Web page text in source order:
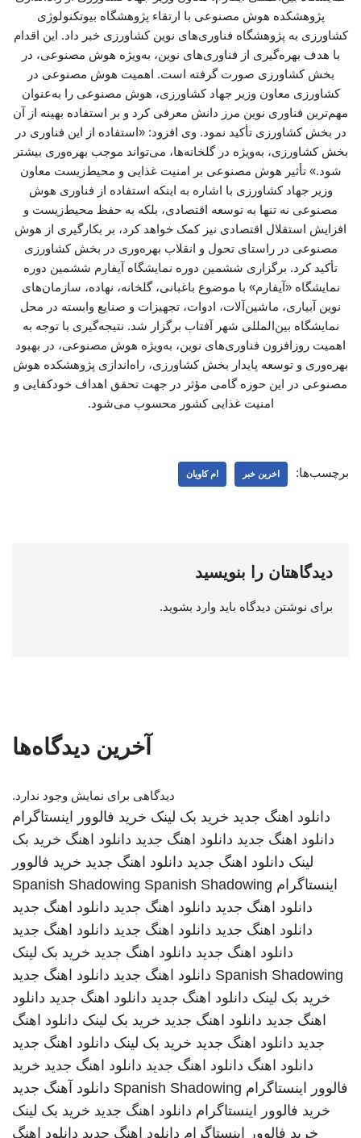
پژوهشکده هوش مصنوعی با ارتقاء پژوهشگاه بیوتکنولوژی
کشاورزی به پژوهشگاه فناوری‌های نوین کشاورزی خبر داد. این اقدام
با هدف بهره‌گیری از فناوری‌های نوین، به‌ویژه هوش مصنوعی، در
بخش کشاورزی صورت گرفته است. اهمیت هوش مصنوعی در
کشاورزی معاون وزیر جهاد کشاورزی، هوش مصنوعی را به‌عنوان
مهم‌ترین فناوری نوین مرز دانش معرفی کرد و بر استفاده بهینه از آن
در بخش کشاورزی تأکید نمود. وی افزود: «استفاده از این فناوری در
بخش کشاورزی، به‌ویژه در گلخانه‌ها، می‌تواند موجب بهره‌وری بیشتر
شود.» تأثیر هوش مصنوعی بر امنیت غذایی و محیط‌زیست معاون
وزیر جهاد کشاورزی با اشاره به اینکه استفاده از فناوری هوش
مصنوعی نه تنها به توسعه اقتصادی، بلکه به حفظ محیط‌زیست و
افزایش استقلال اقتصادی نیز کمک خواهد کرد، بر بکارگیری از هوش
مصنوعی در راستای تحول و انقلاب بهره‌وری در بخش کشاورزی
تأکید کرد. برگزاری ششمین دوره نمایشگاه آیفارم ششمین دوره
نمایشگاه «آیفارم» با موضوع باغبانی، گلخانه، نهاده، سازمان‌های
نوین آبیاری، ماشین‌آلات، ادوات، تجهیزات و صنایع وابسته در محل
نمایشگاه بین‌المللی شهر آفتاب برگزار شد. نتیجه‌گیری با توجه به
اهمیت روزافزون فناوری‌های نوین، به‌ویژه هوش مصنوعی، در بهبود
بهره‌وری و توسعه پایدار بخش کشاورزی، راه‌اندازی پژوهشکده هوش
مصنوعی در این حوزه گامی مؤثر در جهت تحقق اهداف خودکفایی و
امنیت غذایی کشور محسوب می‌شود.
برچسب‌ها: اخرین خبر ام کاویان
دیدگاهتان را بنویسید
برای نوشتن دیدگاه باید وارد بشوید.
آخرین دیدگاه‌ها
دیدگاهی برای نمایش وجود ندارد.
دانلود اهنگ جدید خرید بک لینک خرید فالوور اینستاگرام
دانلود اهنگ جدید دانلود اهنگ جدید دانلود اهنگ خرید بک
لینک دانلود اهنگ جدید دانلود اهنگ جدید خرید فالوور
اینستاگرام
Spanish Shadowing Spanish Shadowing
دانلود اهنگ جدید دانلود اهنگ جدید دانلود اهنگ جدید
دانلود اهنگ جدید دانلود اهنگ جدید دانلود اهنگ جدید
دانلود اهنگ جدید دانلود اهنگ جدید خرید بک لینک
Spanish Shadowing دانلود اهنگ جدید دانلود اهنگ جدید
خرید بک لینک دانلود اهنگ جدید دانلود اهنگ جدید دانلود
اهنگ جدید دانلود اهنگ جدید خرید بک لینک دانلود اهنگ
جدید دانلود اهنگ جدید خرید بک لینک دانلود اهنگ جدید
دانلود اهنگ دانلود اهنگ جدید دانلود اهنگ جدید خرید
فالوور اینستاگرام Spanish Shadowing دانلود آهنگ جدید
خرید فالوور اینستاگرام دانلود اهنگ جدید خرید بک لینک
خرید فالوور اینستاگرام دانلود اهنگ جدید دانلود اهنگ